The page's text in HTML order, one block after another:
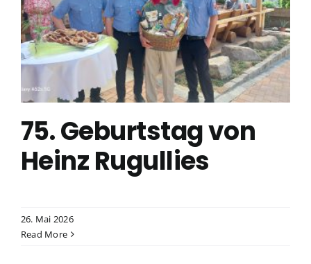
75. Geburtstag von
Heinz Rugullies
26. Mai 2026
Read More